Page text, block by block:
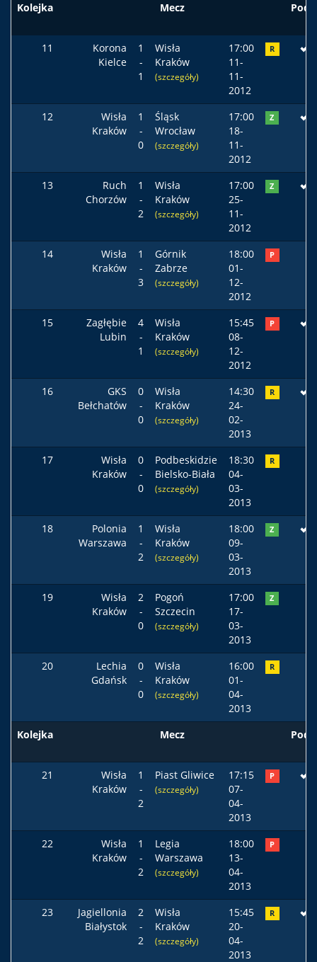
Kolejka Mecz
11
Korona
Kielce
1
-
1
Wisła
Kraków
(szczegóły)
17:00
11-
11-
2012
R
12
Wisła
Kraków
1
-
0
Śląsk
Wrocław
(szczegóły)
17:00
18-
11-
2012
Z
13
Ruch
Chorzów
1
-
2
Wisła
Kraków
(szczegóły)
17:00
25-
11-
2012
Z
14
Wisła
Kraków
1
-
3
Górnik
Zabrze
(szczegóły)
18:00
01-
12-
2012
P
15
Zagłębie
Lubin
4
-
1
Wisła
Kraków
(szczegóły)
15:45
08-
12-
2012
P
16
GKS
Bełchatów
0
-
0
Wisła
Kraków
(szczegóły)
14:30
24-
02-
2013
R
17
Wisła
Kraków
0
-
0
Podbeskidzie
Bielsko-Biała
(szczegóły)
18:30
04-
03-
2013
R
18
Polonia
Warszawa
1
-
2
Wisła
Kraków
(szczegóły)
18:00
09-
03-
2013
Z
19
Wisła
Kraków
2
-
0
Pogoń
Szczecin
(szczegóły)
17:00
17-
03-
2013
Z
20
Lechia
Gdańsk
0
-
0
Wisła
Kraków
(szczegóły)
16:00
01-
04-
2013
R
Kolejka Mecz
21
Wisła
Kraków
1
-
2
Piast Gliwice
(szczegóły)
17:15
07-
04-
2013
P
22
Wisła
Kraków
1
-
2
Legia
Warszawa
(szczegóły)
18:00
13-
04-
2013
P
23
Jagiellonia
Białystok
2
-
2
Wisła
Kraków
(szczegóły)
15:45
20-
04-
2013
R